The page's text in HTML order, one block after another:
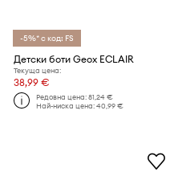
-5%* с код: FS
Детски боти Geox ECLAIR
Текуща цена:
38,99 €
Редовна цена:81,24 €
Най-ниска цена:40,99 €